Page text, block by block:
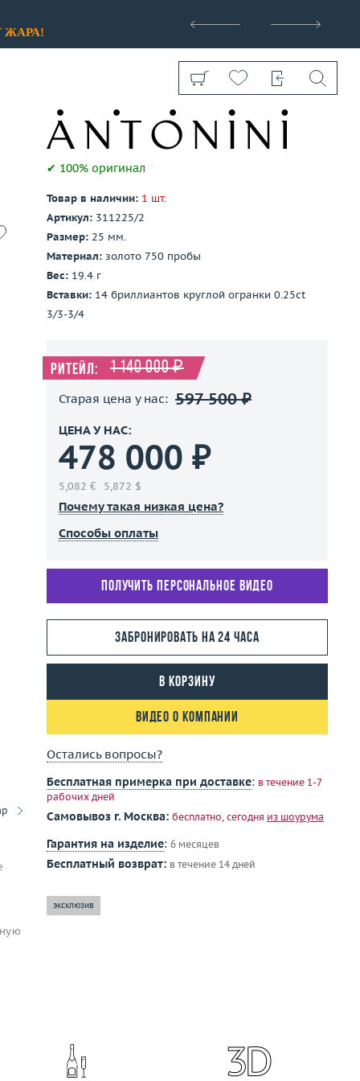
ЖАРА!
Показать все
✔ 100% оригинал
Товар в наличии: 1 шт.
Артикул: 311225/2
Размер: 25 мм.
Материал: золото 750 пробы
Вес: 19.4 г
Вставки: 14 бриллиантов круглой огранки 0.25ct
3/3-3/4
Ритейл: 1 140 000 ₽
Старая цена у нас: 597 500 ₽
ЦЕНА У НАС:
478 000 ₽
5,082 € 5,872 $
Почему такая низкая цена?
Способы оплаты
Получить персональное видео
Забронировать на 24 часа
В корзину
Видео о компании
Остались вопросы?
Бесплатная примерка при доставке: в течение 1-7
рабочих дней
Самовывоз г. Москва: бесплатно, сегодня из шоурума
Гарантия на изделие: 6 месяцев
Бесплатный возврат: в течение 14 дней
эксклюзив